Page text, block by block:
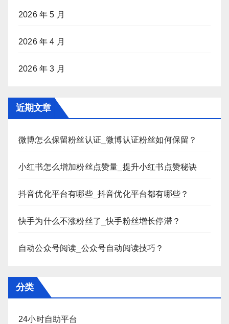
2026 年 5 月
2026 年 4 月
2026 年 3 月
近期文章
微博怎么保留粉丝认证_微博认证粉丝如何保留？
小红书怎么增加粉丝点赞量_提升小红书点赞秘诀
抖音优化平台有哪些_抖音优化平台都有哪些？
快手为什么不涨粉丝了_快手粉丝增长停滞？
自动公众号阅读_公众号自动阅读技巧？
分类
24小时自助平台